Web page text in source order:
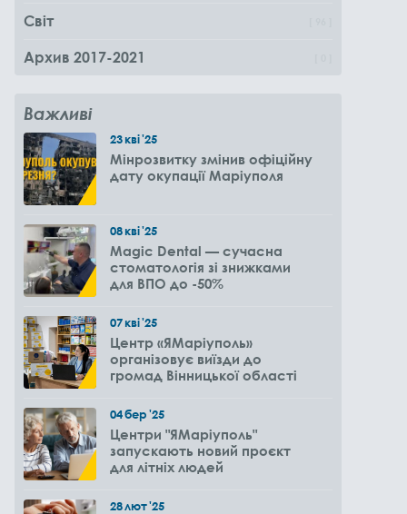
Світ
Архив 2017-2021
Важливі
23кві'25
Мінрозвитку змінив офіційну
дату окупації Маріуполя
08кві'25
Magic Dental — сучасна
стоматологія зі знижками
для ВПО до -50%
07кві'25
Центр «ЯМаріуполь»
організовує виїзди до
громад Вінницької області
04бер'25
Центри "ЯМаріуполь"
запускають новий проєкт
для літніх людей
28лют'25